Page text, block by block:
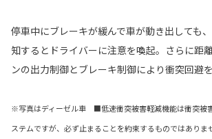
停車中にブレーキが緩んで車が動き出しても
知するとドライバーに注意を喚起。さらに距
ンの出力制御とブレーキ制御により衝突回避を
※写真はディーゼル車 ■低速衝突被害軽減機能は衝突被
ステムですが、必ず止まることを約束するものではあり